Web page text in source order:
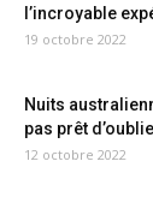
l’incroyable
19 octobre 2022
Nuits
pas prêt
12 octobre 2022